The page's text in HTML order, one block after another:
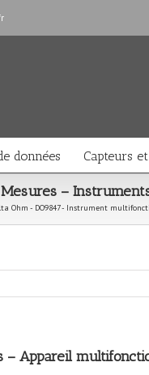
données Capteurs
Mesures –
Ohm - DO9847 - Instrument
Appareil